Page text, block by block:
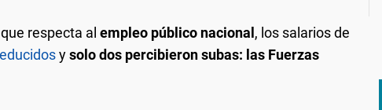
respecta al empleo público nacional , los salarios de
ysolo dos percibieron subas: las Fuerzas